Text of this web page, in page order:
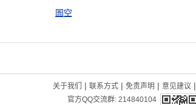
圄空
关于我们 | 联系方式 | 免责声明 | 意见建议 |
官方QQ交流群: 214840104